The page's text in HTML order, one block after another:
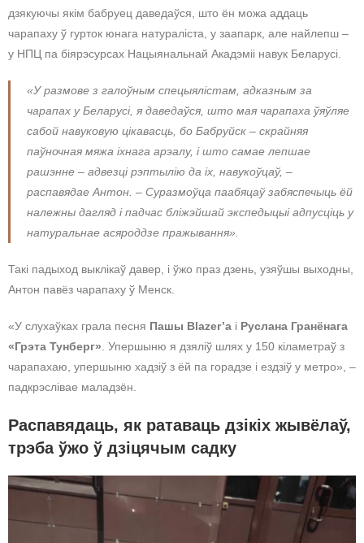
дзякуючы якім бабруец даведаўся, што ён можа аддаць
чарапаху ў гурток юнага натураліста, у заапарк, але найлепш –
у НПЦ па біярэсурсах Нацыянальнай Акадэміі навук Беларусі.
«У размове з галоўным спецыялістам, адказным за
чарапах у Беларусі, я даведаўся, што мая чарапаха ўяўляе
сабой навуковую цікавасць, бо Бабруйск – скрайняя
паўночная мяжа іхнага арэалу, і што самае лепшае
рашэнне – адвезці рэптылію да іх, навукоўцаў, –
распавядае Антон. – Суразмоўца паабяцаў забяспечыць ёй
належны дагляд і падчас бліжэйшай экспедыцыі адпусціць у
натуральнае асяроддзе пражывання».
Такі падыход выклікаў давер, і ўжо праз дзень, узяўшы выходны,
Антон павёз чарапаху ў Менск.
«У слухаўках грала песня Пашы Blazer’а і Руслана Гранёнага
«Грэта Тунберг» . Упершыню я дзяліў шлях у 150 кіламетраў з
чарапахаю, упершыню хадзіў з ёй па горадзе і ездзіў у метро», –
падкрэслівае маладзён.
Распавядаць, як ратаваць дзікіх жывёлаў,
трэба ўжо ў дзіцячым садку